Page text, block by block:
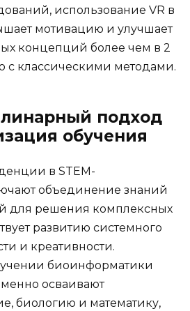
использование VR в
мотивацию и улучшает
концепций более чем в 2
с классическими методами.
подход
обучения
в STEM-
объединение знаний
для решения комплексных
развитию системного
и креативности.
биоинформатики
осваивают
биологию и математику,